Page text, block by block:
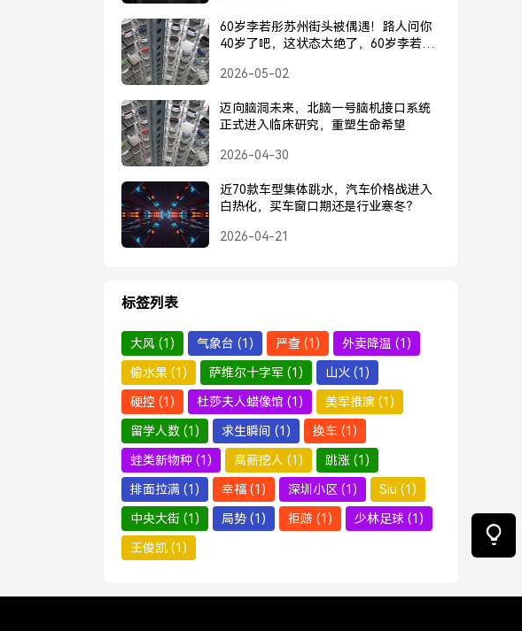
60岁李若彤苏州街头被偶遇！路人问你
40岁了吧，这状态太绝了，60岁李若彤
这状态太绝了
2026-05-02
迈向脑洞未来，北脑一号脑机接口系统
正式进入临床研究，重塑生命希望
2026-04-30
近70款车型集体跳水，汽车价格战进入
白热化，买车窗口期还是行业寒冬？
2026-04-21
标签列表
大风 (1) 气象台 (1) 严查 (1) 外卖降温 (1)
偷水果 (1) 萨维尔十字军 (1) 山火 (1)
硬控 (1) 杜莎夫人蜡像馆 (1) 美军推演 (1)
留学人数 (1) 求生瞬间 (1) 换车 (1)
蛙类新物种 (1) 高薪挖人 (1) 跳涨 (1)
排面拉满 (1) 幸福 (1) 深圳小区 (1) Siu (1)
中央大街 (1) 局势 (1) 拒赔 (1) 少林足球 (1)
王俊凯 (1)